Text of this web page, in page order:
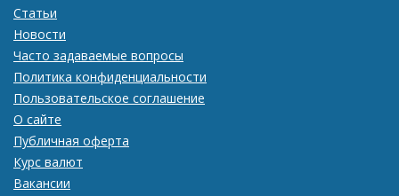
Статьи
Новости
Часто задаваемые вопросы
Политика конфиденциальности
Пользовательское соглашение
О сайте
Публичная оферта
Курс валют
Вакансии